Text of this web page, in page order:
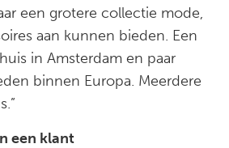
een grotere collectie mode,
aan kunnen bieden. Een
in Amsterdam en paar
binnen Europa. Meerdere
een klant